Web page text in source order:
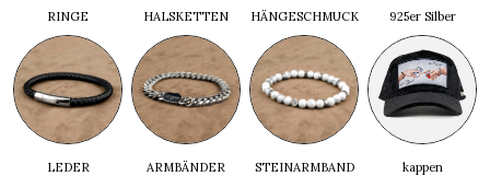
RINGE HALSKETTEN HÄNGESCHMUCK 925er Silber
LEDER ARMBÄNDER STEINARMBAND kappen